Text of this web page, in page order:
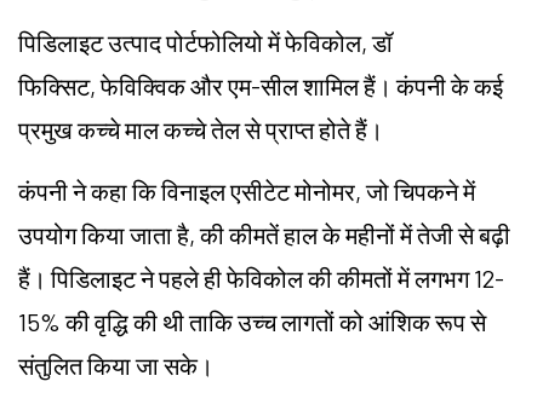
पिडिलाइटउत्पाद पोर्टफोलियो मेंफेविकोल, डॉ
फिक्सिट,फेविक्विकऔर एम-सील शामिल हैं। कंपनी के कई
प्रमुख कच्चे माल कच्चे तेल से प्राप्त होते हैं।
कंपनी ने कहा कि विनाइल एसीटेट मोनोमर, जो चिपकने में
उपयोग किया जाता है, की कीमतें हाल के महीनों में तेजी से बढ़ी
हैं। पिडिलाइट ने पहले हीफेविकोलकी कीमतों में लगभग 12-
15% की वृद्धि की थी ताकि उच्च लागतों को आंशिक रूप से
संतुलित किया जा सके।